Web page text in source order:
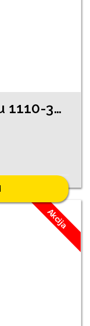
Gredzens ar obsidiānu 1110-3063
Akcija